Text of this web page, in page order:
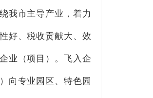
我市主导产业，着力
好、税收贡献大、效
业（项目）。飞入企
向专业园区、特色园